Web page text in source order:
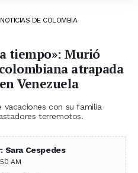
NOTICIAS DE COLOMBIA
tiempo»: Murió
atrapada
Venezuela
vacaciones con su familia
terremotos.
Sara Cespedes
AM